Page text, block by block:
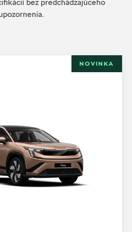
bez predchádzajúceho
NOVINKA